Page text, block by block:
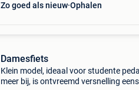
Zo goed als nieuw Ophalen
Damesfiets
Klein model, ideaal voor studente
meer bij, is ontvreemd versnelling